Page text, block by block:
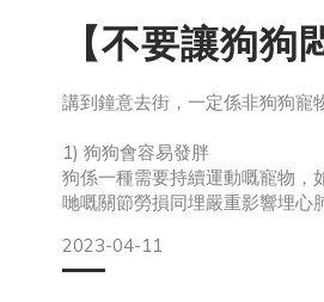
【不要讓狗狗
講到鐘意去街，一定係非狗狗寵
1) 狗狗會容易發胖
狗係一種需要持續運動嘅寵物，
哋嘅關節勞損同埋嚴重影響埋心
2) 令狗狗身體機能退化
因為缺乏運動量， 狗狗嘅身體
2023-04-11